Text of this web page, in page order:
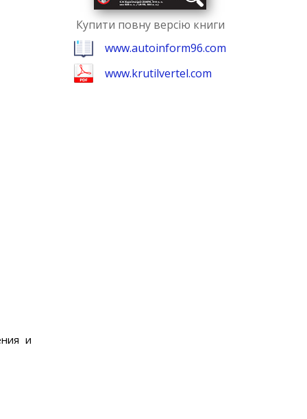
Купити повну версію книги
www.autoinform96.com
www.krutilvertel.com
и